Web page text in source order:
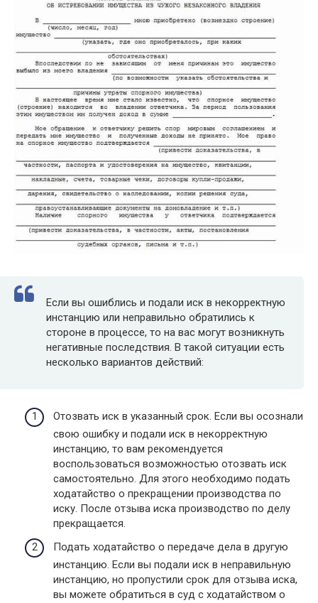
Если вы ошиблись и подали иск в некорректную
инстанцию или неправильно обратились к
стороне в процессе, то на вас могут возникнуть
негативные последствия. В такой ситуации есть
несколько вариантов действий:
Отозвать иск в указанный срок. Если вы осознали
свою ошибку и подали иск в некорректную
инстанцию, то вам рекомендуется
воспользоваться возможностью отозвать иск
самостоятельно. Для этого необходимо подать
ходатайство о прекращении производства по
иску. После отзыва иска производство по делу
прекращается.
Подать ходатайство о передаче дела в другую
инстанцию. Если вы подали иск в неправильную
инстанцию, но пропустили срок для отзыва иска,
вы можете обратиться в суд с ходатайством о